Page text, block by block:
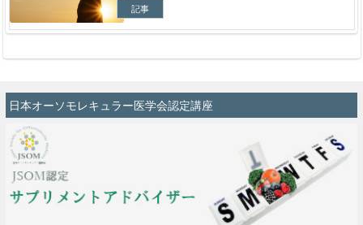
記事
日本オーソモレキュラー医学会認定講座